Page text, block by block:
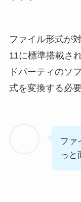
ファイル形式が
11に標準搭載さ
ドパーティのソ
式を変換する必
ファ
っと